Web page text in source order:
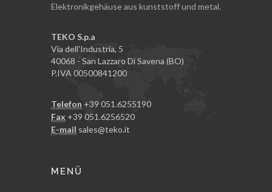
Elektronikgehäuse aus kunststoff und metal.
TEKO S.p.a
Via dell'Industria, 5
40068 - San Lazzaro Di Savena (BO)
P.IVA 00500841200
Telefon +39 051.6255190
Fax +39 051.6256520
E-mail sales@teko.it
MENÜ